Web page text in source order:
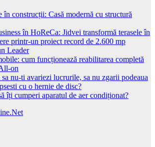
în construcții: Casă modernă cu structură
în HoReCa: Jidvei transformă terasele în
printr-un proiect record de 2.600 mp
Leader
cum funcționează reabilitarea completă
on
nu-ti avariezi lucrurile, sa nu zgarii podeaua
cu o hernie de disc?
îți cumperi aparatul de aer condiționat?